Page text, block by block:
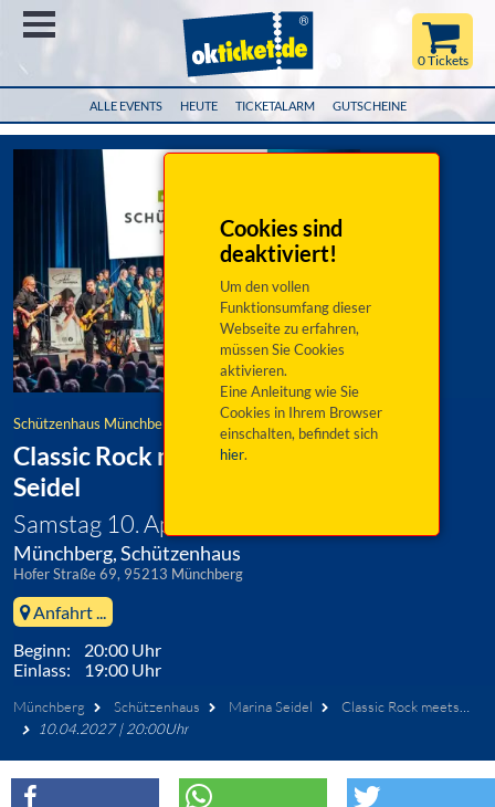
ALLE EVENTS HEUTE TICKETALARM GUTSCHEINE
0 Tickets
Cookies sind
deaktiviert!
Um den vollen
Funktionsumfang dieser
Webseite zu erfahren,
müssen Sie Cookies
aktivieren.
Eine Anleitung wie Sie
Cookies in Ihrem Browser
einschalten, befindet sich
hier.
Schützenhaus Münchberg
Classic Rock meets Gospel - Marina
Seidel
Samstag 10. April 2027
Münchberg, Schützenhaus
Hofer Straße 69, 95213 Münchberg
Anfahrt ...
Beginn: 20:00 Uhr
Einlass: 19:00 Uhr
Münchberg Schützenhaus Marina Seidel
Classic Rock meets Gospel - Marina Seidel
10.04.2027 | 20:00Uhr